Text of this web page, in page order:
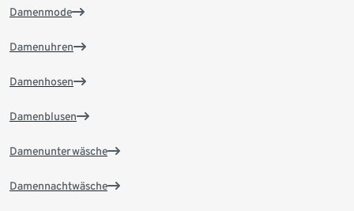
Damenmode
Damenuhren
Damenhosen
Damenblusen
Damenunterwäsche
Damennachtwäsche